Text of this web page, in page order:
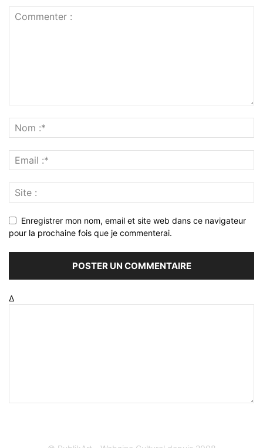
Enregistrer mon nom, email et site web dans ce navigateur
pour la prochaine fois que je commenterai.
Δ